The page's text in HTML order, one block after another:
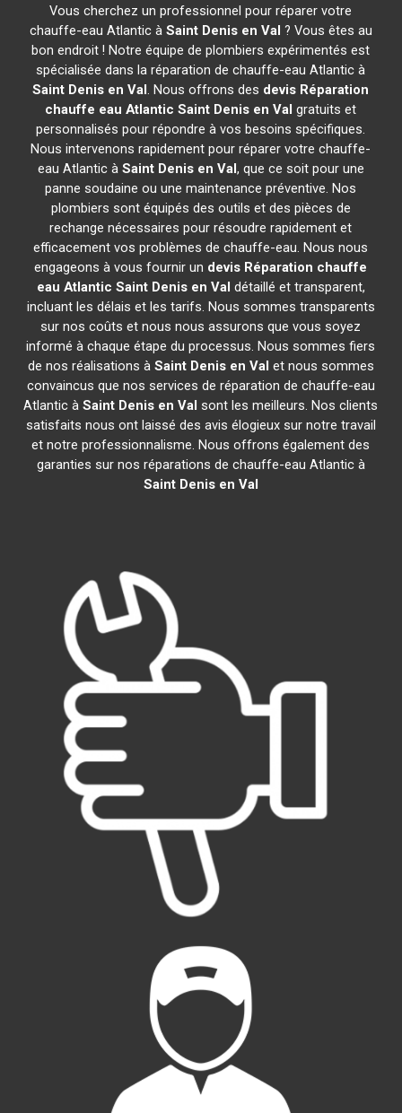
Vous cherchez un professionnel pour réparer votre
chauffe-eau Atlantic à Saint Denis en Val ? Vous êtes au
bon endroit ! Notre équipe de plombiers expérimentés est
spécialisée dans la réparation de chauffe-eau Atlantic à
Saint Denis en Val. Nous offrons des devis Réparation
chauffe eau Atlantic Saint Denis en Val gratuits et
personnalisés pour répondre à vos besoins spécifiques.
Nous intervenons rapidement pour réparer votre chauffe-
eau Atlantic à Saint Denis en Val, que ce soit pour une
panne soudaine ou une maintenance préventive. Nos
plombiers sont équipés des outils et des pièces de
rechange nécessaires pour résoudre rapidement et
efficacement vos problèmes de chauffe-eau. Nous nous
engageons à vous fournir un devis Réparation chauffe
eau Atlantic Saint Denis en Val détaillé et transparent,
incluant les délais et les tarifs. Nous sommes transparents
sur nos coûts et nous nous assurons que vous soyez
informé à chaque étape du processus. Nous sommes fiers
de nos réalisations à Saint Denis en Val et nous sommes
convaincus que nos services de réparation de chauffe-eau
Atlantic àSaint Denis en Val sont les meilleurs. Nos clients
satisfaits nous ont laissé des avis élogieux sur notre travail
et notre professionnalisme. Nous offrons également des
garanties sur nos réparations de chauffe-eau Atlantic à
Saint Denis en Val